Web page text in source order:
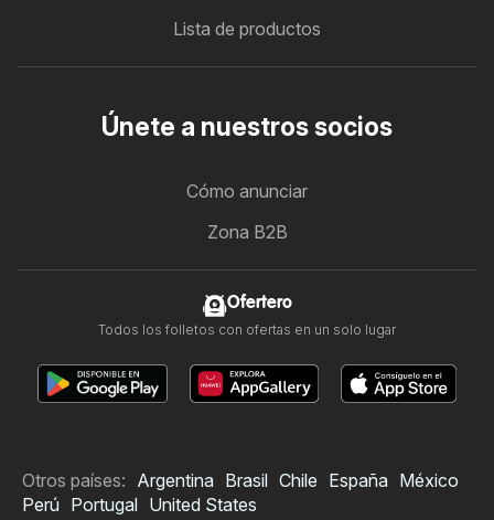
Lista de productos
Únete a nuestros socios
Cómo anunciar
Zona B2B
Ofertero
Todos los folletos con ofertas en un solo lugar
Otros países: Argentina Brasil Chile España México
Perú Portugal United States